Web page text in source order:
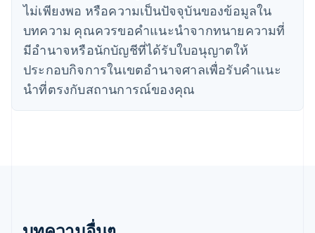
ไม่เพียงพอ หรือความเป็นปัจจุบันของข้อมูลใน
บทความ คุณควรขอคําแนะนําจากทนายความที่
มีอํานาจหรือนักบัญชีที่ได้รับใบอนุญาตให้
ประกอบกิจการในเขตอํานาจศาลเพื่อรับคําแนะ
นําที่ตรงกับสถานการณ์ของคุณ
นอร์เวย์
นิวซีแลนด์
English
เนเธอร์แลนด์
Nederlands English
บราซิล
PortuguêsEnglish